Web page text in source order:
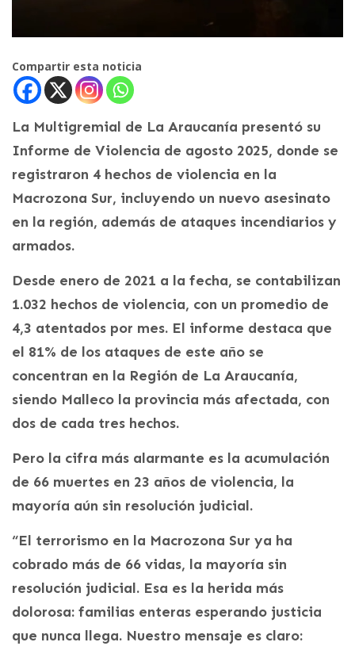
Compartir esta noticia
La Multigremial de La Araucanía presentó su
Informe de Violencia de agosto 2025, donde se
registraron 4 hechos de violencia en la
Macrozona Sur, incluyendo un nuevo asesinato
en la región, además de ataques incendiarios y
armados.
Desde enero de 2021 a la fecha, se contabilizan
1.032 hechos de violencia, con un promedio de
4,3 atentados por mes. El informe destaca que
el 81% de los ataques de este año se
concentran en la Región de La Araucanía,
siendo Malleco la provincia más afectada, con
dos de cada tres hechos.
Pero la cifra más alarmante es la acumulación
de 66 muertes en 23 años de violencia, la
mayoría aún sin resolución judicial.
“El terrorismo en la Macrozona Sur ya ha
cobrado más de 66 vidas, la mayoría sin
resolución judicial. Esa es la herida más
dolorosa: familias enteras esperando justicia
que nunca llega. Nuestro mensaje es claro: